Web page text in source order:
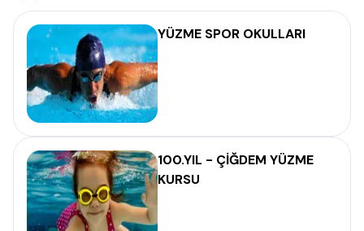
YÜZME SPOR OKULLARI
100.YIL - ÇİĞDEM YÜZME
KURSU